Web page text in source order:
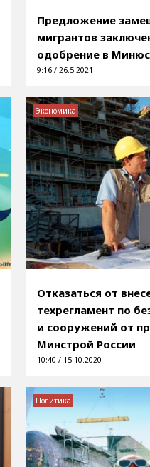
Предложение
мигрантов
одобрение в
9:16 / 26.5.2021
Отказаться от
техрегламент по
и сооружений от
Минстрой России
10:40 / 15.10.2020
Экономика
Политика